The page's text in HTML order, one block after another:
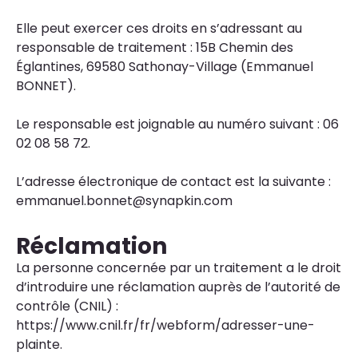
Elle peut exercer ces droits en s’adressant au
responsable de traitement : 15B Chemin des
Églantines, 69580 Sathonay-Village (Emmanuel
BONNET).
Le responsable est joignable au numéro suivant : 06
02 08 58 72.
L’adresse électronique de contact est la suivante :
emmanuel.bonnet@synapkin.com
Réclamation
La personne concernée par un traitement a le droit
d’introduire une réclamation auprès de l’autorité de
contrôle (CNIL) :
https://www.cnil.fr/fr/webform/adresser-une-
plainte.